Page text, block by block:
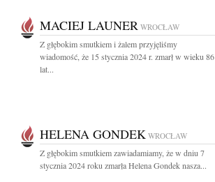
MACIEJ LAUNER WROCŁAW
Z głębokim smutkiem i żalem przyjęliśmy
wiadomość, że 15 stycznia 2024 r. zmarł w wieku 86
lat...
HELENA GONDEK WROCŁAW
Z głębokim smutkiem zawiadamiamy, że w dniu 7
stycznia 2024 roku zmarła Helena Gondek nasza...